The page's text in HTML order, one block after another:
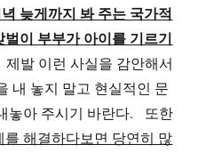
늦게까지 봐 주는 국가적
이 부부가 아이를 기르기
발 이런 사실을 감안해서
내 놓지 말고 현실적인 문
놓아 주시기 바란다. 또한
해결하다보면 당연히 많